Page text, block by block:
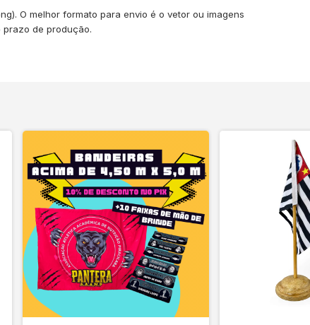
O melhor formato para envio é o vetor ou imagens
prazo de produção.